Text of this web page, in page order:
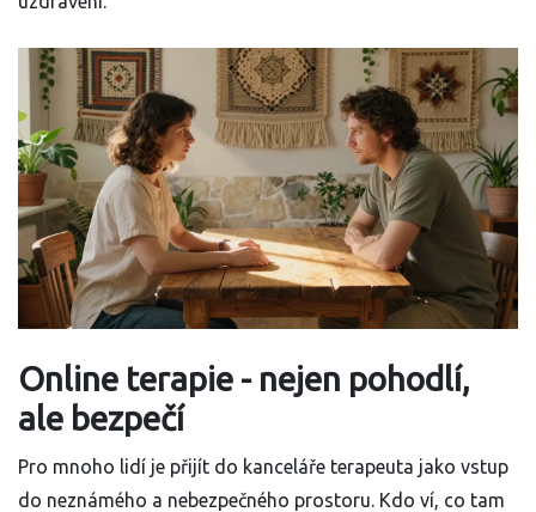
Online terapie - nejen pohodlí,
ale bezpečí
Pro mnoho lidí je přijít do kanceláře terapeuta jako vstup
do neznámého a nebezpečného prostoru. Kdo ví, co tam